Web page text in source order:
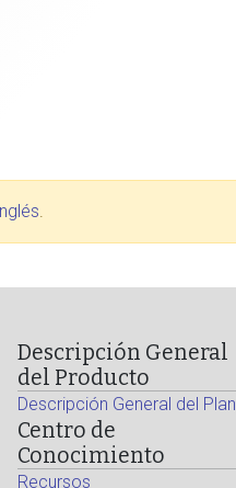
.
Descripción General
del Producto
Descripción General del Plan
Centro de
Conocimiento
Recursos